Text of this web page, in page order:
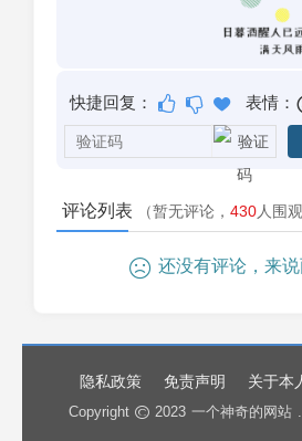
快捷回复： 表情：
评论列表 （暂无评论， 430人围观
还没有评论，来说
隐私政策 免责声明 关于本
Copyright 2023 一个神奇的网站